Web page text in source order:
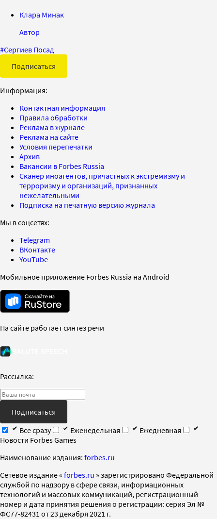
Клара Минак
Автор
#Сергиев Посад
Подписаться
Информация:
Контактная информация
Правила обработки
Реклама в журнале
Реклама на сайте
Условия перепечатки
Архив
Вакансии в Forbes Russia
Сканер иноагентов, причастных к экстремизму и
терроризму и организаций, признанных
нежелательными
Подписка на печатную версию журнала
Мы в соцсетях:
Telegram
ВКонтакте
YouTube
Мобильное приложение Forbes Russia на Android
На сайте работает синтез речи
Рассылка:
Подписаться
Все сразу
Еженедельная
Ежедневная
Новости Forbes Games
Наименование издания: forbes.ru
Cетевое издание « forbes.ru » зарегистрировано Федеральной
службой по надзору в сфере связи, информационных
технологий и массовых коммуникаций, регистрационный
номер и дата принятия решения о регистрации: серия Эл №
ФС77-82431 от 23 декабря 2021 г.